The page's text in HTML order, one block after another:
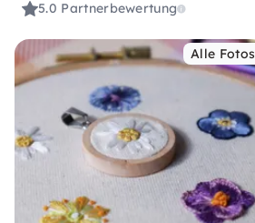
5.0 Partnerbewertung
Alle Fotos